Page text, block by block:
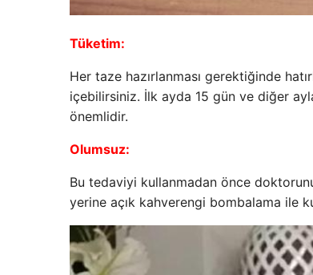
Tüketim:
Her taze hazırlanması gerektiğinde
içebilirsiniz. İlk ayda 15 gün ve diğer
önemlidir.
Olumsuz:
Bu tedaviyi kullanmadan önce
yerine açık kahverengi bombalama ile